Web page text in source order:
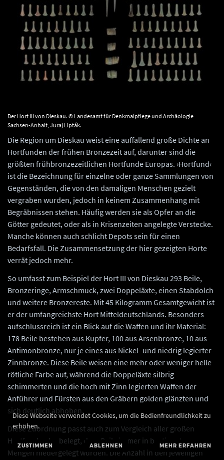
Diese Webseite verwendet Cookies, um die Bedienfreundlichkeit zu
erhöhen.
ZUSTIMMEN ABLEHNEN MEHR ERFAHREN
Der Hort III von Dieskau. © Landesamt für Denkmalpflege und Archäologie
Sachsen-Anhalt, Juraj Lipták.
Die Region um Dieskau weist eine auffallend große Dichte an
Hortfunden der frühen Bronzezeit auf, darunter sind die
größten frühbronzezeitlichen Hortfunde Europas. ›Hortfund‹
ist die Bezeichnung für einzelne oder ganze Sammlungen von
Gegenständen, die von den damaligen Menschen gezielt
vergraben wurden, jedoch in keinem Zusammenhang mit
Begräbnissen stehen. Häufig werden sie als Opfer an die
Götter gedeutet, oder als in Krisenzeiten angelegte Verstecke.
Manche können auch schlicht Depots sein für einen
Bedarfsfall. Die Zusammensetzung der hier gezeigten Horte
verrät jedoch mehr.
So umfasst zum Beispiel der Hort III von Dieskau 293 Beile,
Bronzeringe, Armschmuck, zwei Doppeläxte, einen Stabdolch
und weitere Bronzereste. Mit 45 Kilogramm Gesamtgewicht ist
er der umfangreichste Hort Mitteldeutschlands. Besonders
aufschlussreich ist ein Blick auf die Waffen und ihr Material:
178 Beile bestehen aus Kupfer, 100 aus Arsenbronze, 10 aus
Antimonbronze, nur je eines aus Nickel- und niedrig legierter
Zinnbronze. Diese Beile weisen eine mehr oder weniger helle
rötliche Farbe auf, während die Doppeläxte silbrig
schimmerten und die hoch mit Zinn legierten Waffen der
Anführer und Fürsten aus den Gräbern golden glänzten und
sich deutlich abhoben.
Diese Zuordnung passt auch zum Vergleich aller großen
Hortfunde, der belegt, dass Beile immer in bestimmten
Mengen niedergelegt wurden. Die Anzahl in den jeweiligen